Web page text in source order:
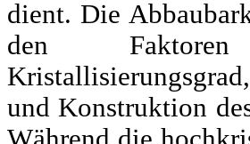
dient. Die
den
und Konstruktion